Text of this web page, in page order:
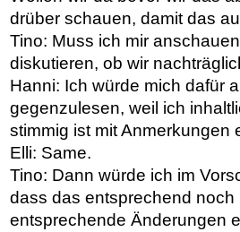
drüber schauen, damit das
Tino: Muss ich mir
diskutieren, ob wir
Hanni: Ich würde mich dafür
gegenzulesen, weil ich
stimmig ist mit Anmerkungen
Elli: Same.
Tino: Dann würde ich im
dass das entsprechend
entsprechende Änderungen